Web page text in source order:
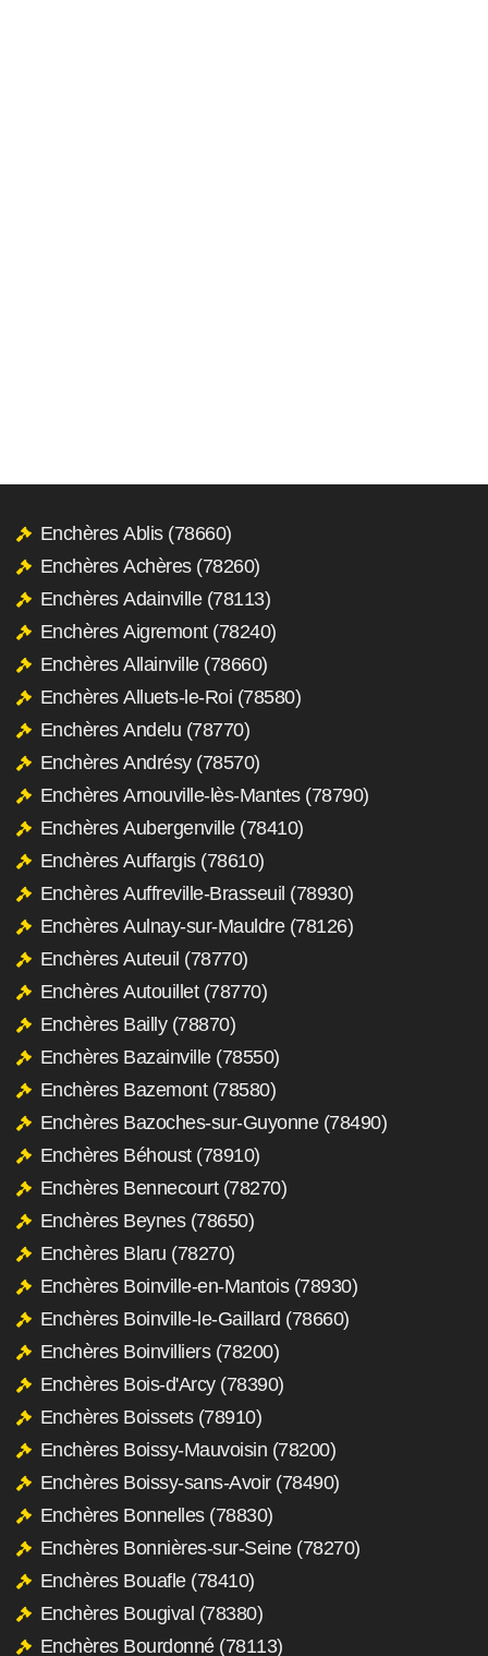
Enchères Ablis (78660)
Enchères Achères (78260)
Enchères Adainville (78113)
Enchères Aigremont (78240)
Enchères Allainville (78660)
Enchères Alluets-le-Roi (78580)
Enchères Andelu (78770)
Enchères Andrésy (78570)
Enchères Arnouville-lès-Mantes (78790)
Enchères Aubergenville (78410)
Enchères Auffargis (78610)
Enchères Auffreville-Brasseuil (78930)
Enchères Aulnay-sur-Mauldre (78126)
Enchères Auteuil (78770)
Enchères Autouillet (78770)
Enchères Bailly (78870)
Enchères Bazainville (78550)
Enchères Bazemont (78580)
Enchères Bazoches-sur-Guyonne (78490)
Enchères Béhoust (78910)
Enchères Bennecourt (78270)
Enchères Beynes (78650)
Enchères Blaru (78270)
Enchères Boinville-en-Mantois (78930)
Enchères Boinville-le-Gaillard (78660)
Enchères Boinvilliers (78200)
Enchères Bois-d'Arcy (78390)
Enchères Boissets (78910)
Enchères Boissy-Mauvoisin (78200)
Enchères Boissy-sans-Avoir (78490)
Enchères Bonnelles (78830)
Enchères Bonnières-sur-Seine (78270)
Enchères Bouafle (78410)
Enchères Bougival (78380)
Enchères Bourdonné (78113)